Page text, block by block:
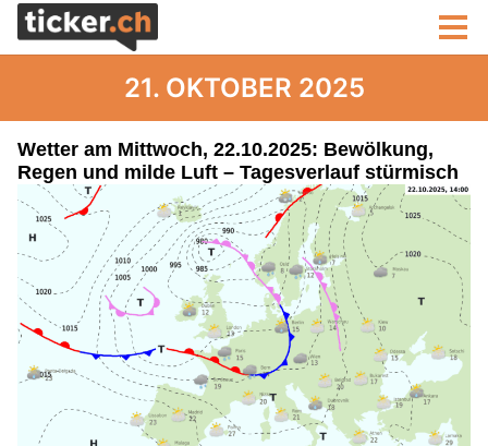
21. OKTOBER 2025
Wetter am Mittwoch, 22.10.2025: Bewölkung,
Regen und milde Luft – Tagesverlauf stürmisch